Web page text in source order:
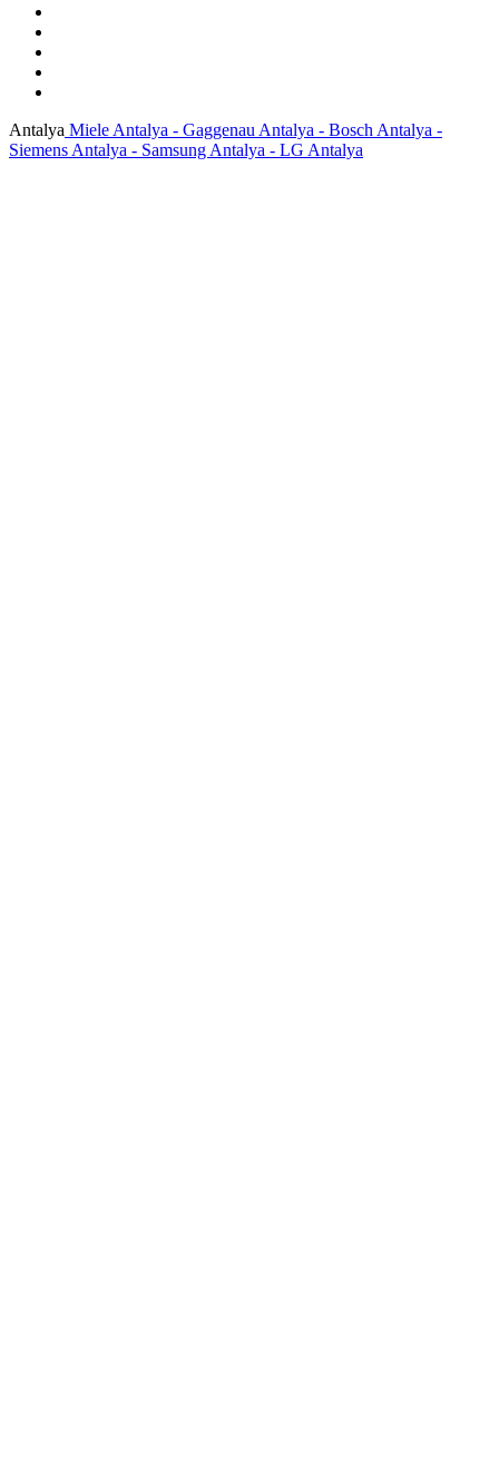
Antalya Miele Antalya - Gaggenau Antalya - Bosch Antalya -
Siemens Antalya - Samsung Antalya - LG Antalya